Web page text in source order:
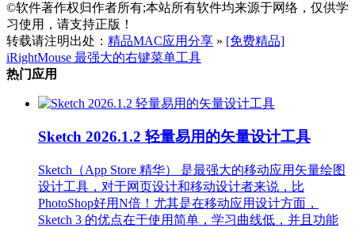
©软件著作权归作者所有;本站所有软件均来源于网络，仅供学
习使用，请支持正版！
转载请注明出处： 精品MAC应用分享 » [免费精品]
iRightMouse 最强大的右键菜单工具
热门应用
Sketch 2026.1.2 轻量易用的矢量设计工具
Sketch（App Store 精华） 是最强大的移动应用矢量绘图
设计工具，对于网页设计和移动设计者来说，比
PhotoShop好用N倍！尤其是在移动应用设计方面，
Sketch 3 的优点在于使用简单，学习曲线低，并且功能